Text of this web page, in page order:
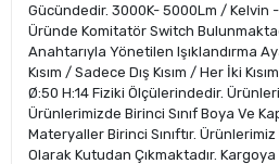
Gücündedir. 3000K- 5000Lm / Kelvin
Üründe Komitatör Switch
Anahtarıyla Yönetilen Işıklandırma
Kısım / Sadece Dış Kısım / Her İki
Ø:50 H:14 Fiziki Ölçülerindedir.
Ürünlerimizde Birinci Sınıf Boya Ve
Materyaller Birinci Sınıftır. Ürünlerimiz
Olarak Kutudan Çıkmaktadır. Kargoya